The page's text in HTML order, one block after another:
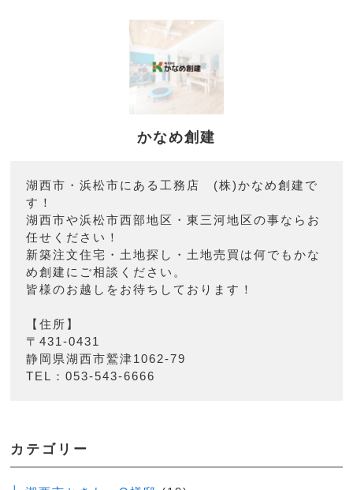
かなめ創建
湖西市・浜松市にある工務店 (株)かなめ創建で
す！
湖西市や浜松市西部地区・東三河地区の事ならお
任せください！
新築注文住宅・土地探し・土地売買は何でもかな
め創建にご相談ください。
皆様のお越しをお待ちしております！
【住所】
〒431-0431
静岡県湖西市鷲津1062-79
TEL：053-543-6666
カテゴリー